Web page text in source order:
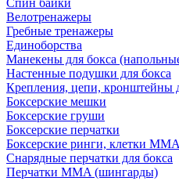
Спин байки
Велотренажеры
Гребные тренажеры
Единоборства
Манекены для бокса
Настенные подушки для бокса
Крепления, цепи, кронштейны
Боксерские мешки
Боксерские груши
Боксерские перчатки
Боксерские ринги, клетки
Снарядные перчатки для бокса
Перчатки MMA (шингарды)